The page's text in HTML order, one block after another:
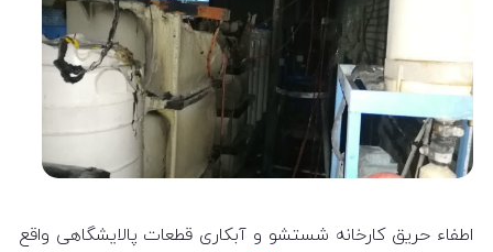
اطفاء حریق کارخانه شستشو و آبکاری قطعات پالایشگاهی واقع